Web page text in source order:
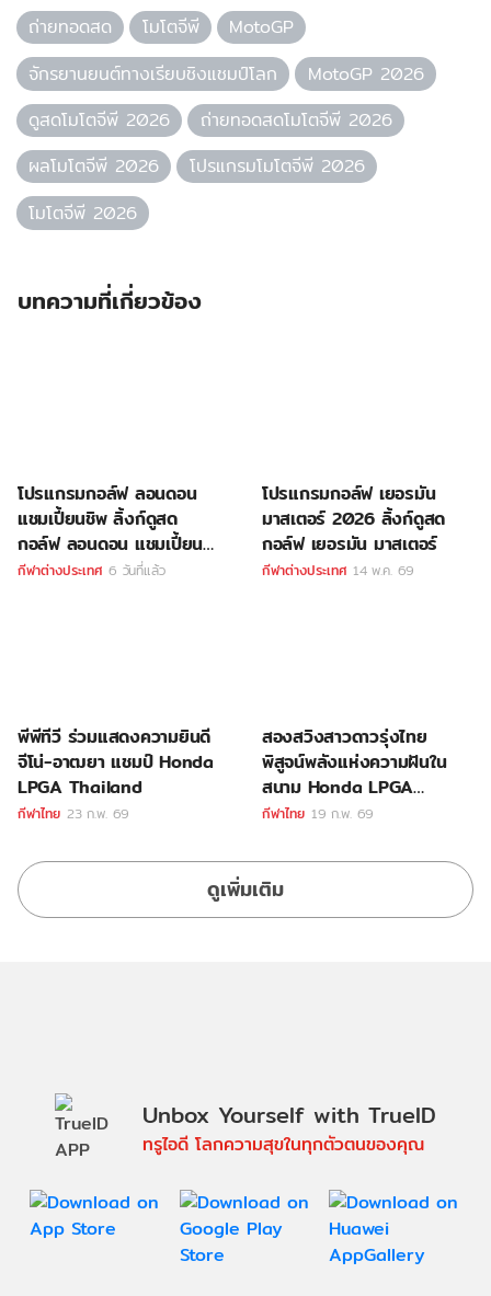
ถ่ายทอดสด โมโตจีพี
MotoGP
จักรยานยนต์ทางเรียบชิงแชมป์โลก
MotoGP 2026
ดูสดโมโตจีพี 2026
ถ่ายทอดสดโมโตจีพี 2026
ผลโมโตจีพี 2026
โปรแกรมโมโตจีพี 2026
โมโตจีพี 2026
บทความที่เกี่ยวข้อง
โปรแกรมกอล์ฟ ลอนดอน
แชมเปี้ยนชิพ ลิ้งก์ดูสด
กอล์ฟ ลอนดอน แชมเปี้ยน
ชิพ
กีฬาต่างประเทศ 6 วันที่แล้ว
โปรแกรมกอล์ฟ เยอรมัน
มาสเตอร์ 2026 ลิ้งก์ดูสด
กอล์ฟ เยอรมัน มาสเตอร์
กีฬาต่างประเทศ 14 พ.ค. 69
พีพีทีวี ร่วมแสดงความยินดี
จีโน่-อาฒยา แชมป์ Honda
LPGA Thailand
กีฬาไทย 23 ก.พ. 69
สองสวิงสาวดาวรุ่งไทย
พิสูจน์พลังแห่งความฝันใน
สนาม Honda LPGA
Thailand
กีฬาไทย 19 ก.พ. 69
ดูเพิ่มเติม
Unbox Yourself with TrueID
ทรูไอดี โลกความสุขในทุกตัวตนของคุณ